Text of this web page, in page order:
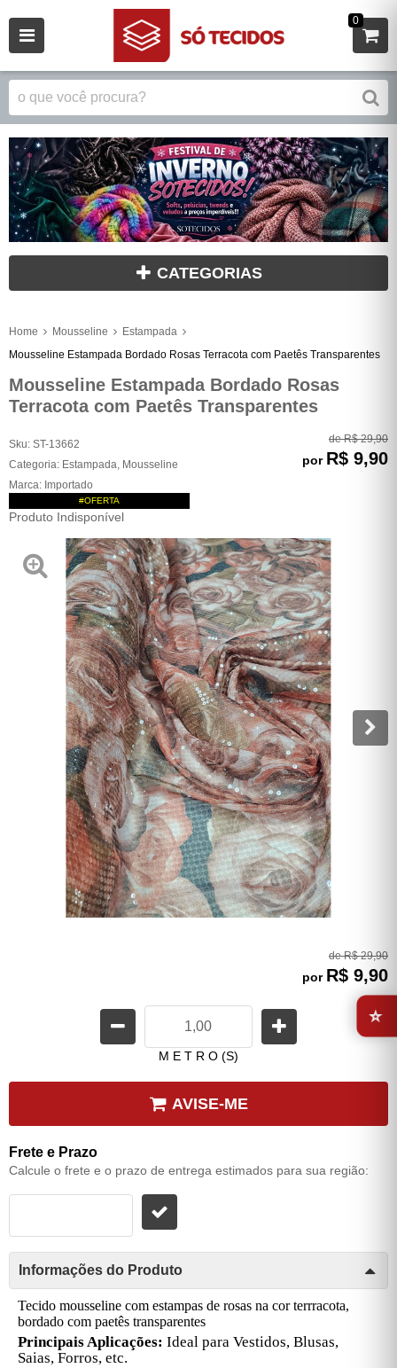
0
CATEGORIAS
Home Mousseline
Estampada
Mousseline Estampada Bordado Rosas Terracota com Paetês Transparentes
Mousseline Estampada Bordado Rosas
Terracota com Paetês Transparentes
Sku: ST-13662
Categoria: Estampada Mousseline
Marca: Importado
#OFERTA
Produto Indisponível
de R$ 29,90
por R$ 9,90
de R$ 29,90
por R$ 9,90
M E T R O (S)
AVISE-ME
Frete e Prazo
Calcule o frete e o prazo de entrega estimados para sua região:
Informações do Produto
Tecido mousseline com estampas de rosas na cor terrracota,
bordado com paetês transparentes
Principais Aplicações: Ideal para Vestidos, Blusas,
Saias, Forros, etc.
⭐